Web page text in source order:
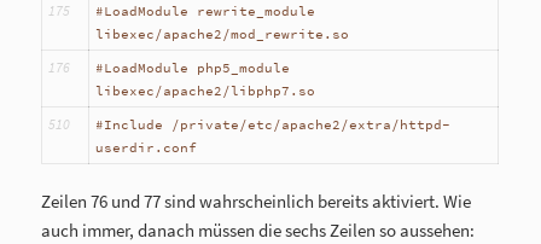
175
#LoadModule rewrite_module
libexec/apache2/mod_rewrite.so
176
#LoadModule php5_module
libexec/apache2/libphp7.so
510
#Include /private/etc/apache2/extra/httpd-
userdir.conf
Zeilen 76 und 77 sind wahrscheinlich bereits aktiviert. Wie
auch immer, danach müssen die sechs Zeilen so aussehen: